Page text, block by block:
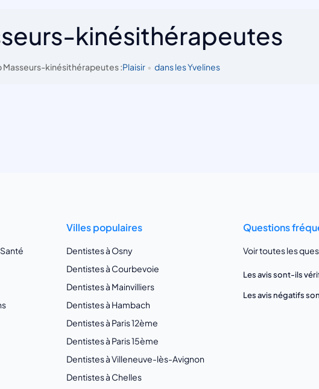
kinésithérapeutes
Masseurs-kinésithérapeutes :Plaisir • dans les Yvelines
Villes populaires
Dentistes à Osny
Dentistes à Courbevoie
Dentistes à Mainvilliers
Dentistes à Hambach
Dentistes à Paris 12ème
Dentistes à Paris 15ème
Dentistes à Villeneuve-lès-Avignon
Dentistes à Chelles
Questions
Voir toutes les
Les avis sont-ils
Les avis négatifs